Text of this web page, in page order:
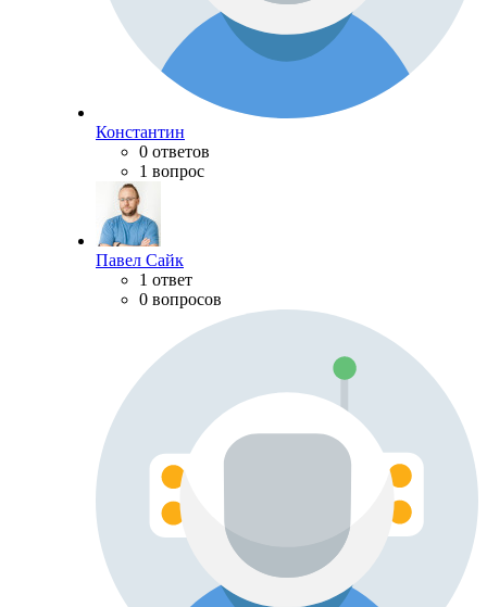
Константин
0 ответов
1 вопрос
Павел Сайк
1 ответ
0 вопросов